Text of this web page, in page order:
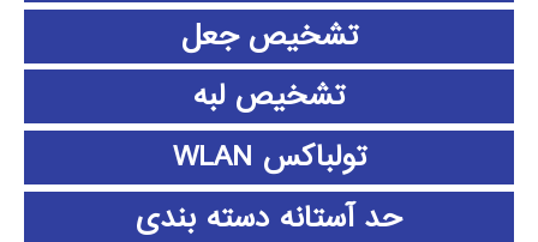
تشخیص جعل
تشخیص لبه
تولباکس WLAN
حد آستانه دسته بندی